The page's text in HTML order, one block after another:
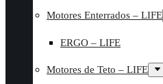
Motores Enterrados – LIFE
ERGO – LIFE
Motores de Teto – LIFE